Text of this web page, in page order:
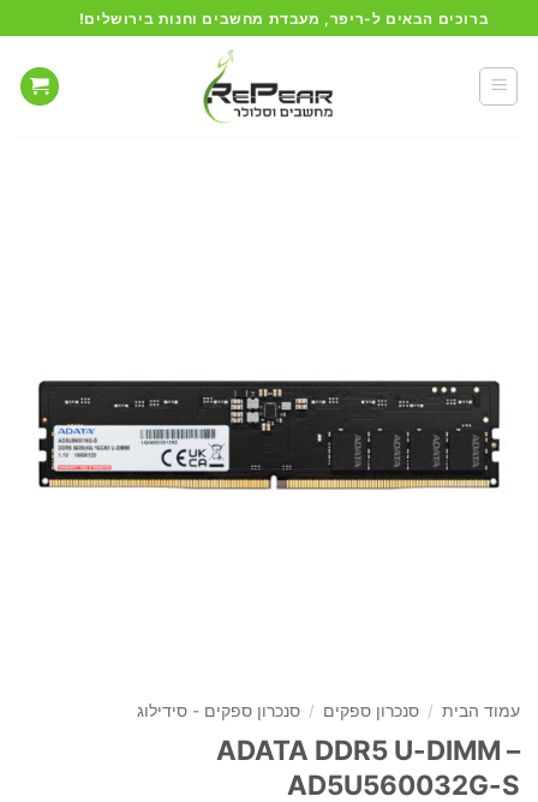
to
content
ברוכים הבאים ל-ריפר, מעבדת מחשבים וחנות בירושלים!
עמוד הבית / סנכרון ספקים / סנכרון ספקים - סידילוג
ADATA DDR5 U-DIMM –
AD5U560032G-S